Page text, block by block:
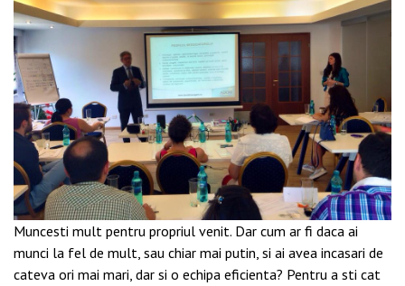
Muncesti mult pentru propriul venit. Dar cum ar fi daca ai
munci la fel de mult, sau chiar mai putin, si ai avea incasari de
cateva ori mai mari, dar si o echipa eficienta? Pentru a sti cat